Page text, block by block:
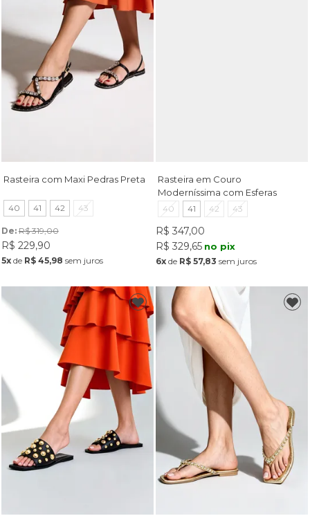
Rasteira com Maxi Pedras Preta
40 41 42 43
De: R$ 319,00
R$ 229,90
5xde R$ 45,98 sem juros
Rasteira em Couro
Moderníssima com Esferas
Cromadas Tostado
40 41 42 43
R$ 347,00
R$ 329,65 no pix
6x de R$ 57,83 sem juros